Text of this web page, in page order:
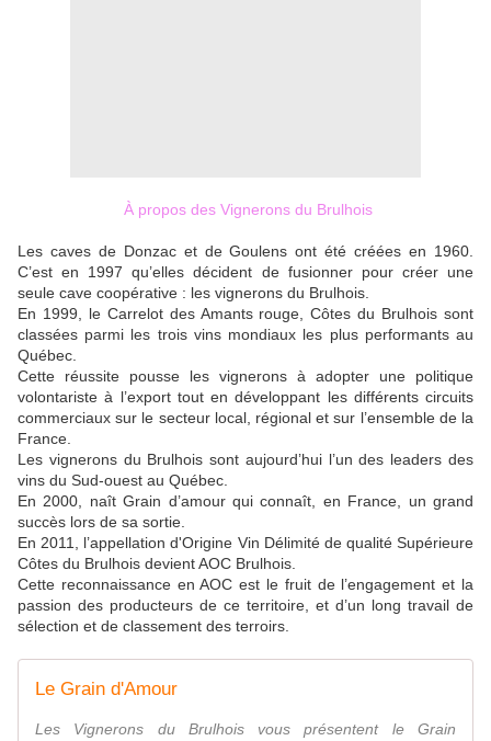
À propos des Vignerons du Brulhois
Les caves de Donzac et de Goulens ont été créées en 1960.
C’est en 1997 qu’elles décident de fusionner pour créer une
seule cave coopérative : les vignerons du Brulhois.
En 1999, le Carrelot des Amants rouge, Côtes du Brulhois sont
classées parmi les trois vins mondiaux les plus performants au
Québec.
Cette réussite pousse les vignerons à adopter une politique
volontariste à l’export tout en développant les différents circuits
commerciaux sur le secteur local, régional et sur l’ensemble de la
France.
Les vignerons du Brulhois sont aujourd’hui l’un des leaders des
vins du Sud-ouest au Québec.
En 2000, naît Grain d’amour qui connaît, en France, un grand
succès lors de sa sortie.
En 2011, l’appellation d'Origine Vin Délimité de qualité Supérieure
Côtes du Brulhois devient AOC Brulhois.
Cette reconnaissance en AOC est le fruit de l’engagement et la
passion des producteurs de ce territoire, et d’un long travail de
sélection et de classement des terroirs.
Le Grain d'Amour
Les Vignerons du Brulhois vous présentent le Grain